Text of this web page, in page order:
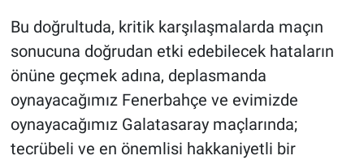
Bu doğrultuda, kritik karşılaşmalarda maçın
sonucuna doğrudan etki edebilecek hataların
önüne geçmek adına, deplasmanda
oynayacağımız Fenerbahçe ve evimizde
oynayacağımız Galatasaray maçlarında;
tecrübeli ve en önemlisi hakkaniyetli bir
Popüler
Programlar
Sağlık